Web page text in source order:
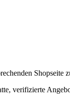
Shopseite
verifizierte